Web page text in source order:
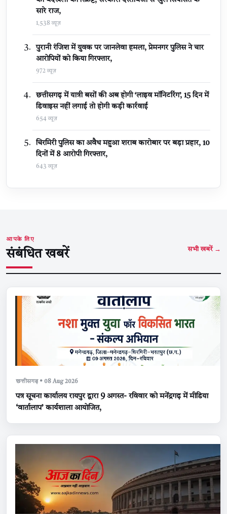
सारे राज,
1,538 व्यूज़
पुरानी रंजिश में युवक पर जानलेवा हमला, प्रेमनगर पुलिस ने चार
आरोपियों को किया गिरफ्तार,
972 व्यूज़
छत्तीसगढ़ में यात्री बसों की अब होगी ‘लाइव मॉनिटरिंग’, 15 दिन में
डिवाइस नहीं लगाई तो होगी कड़ी कार्रवाई
654 व्यूज़
चिरमिरी पुलिस का अवैध महुआ शराब कारोबार पर बड़ा प्रहार, 10
दिनों में 8 आरोपी गिरफ्तार,
643 व्यूज़
आपके लिए
संबंधित खबरें सभी खबरें →
छत्तीसगढ़ • 08 Aug 2026
पत्र सूचना कार्यालय रायपुर द्वारा 9 अगस्त- रविवार को मनेंद्रगढ़ में मीडिया
‘वार्तालाप’ कार्यशाला आयोजित,